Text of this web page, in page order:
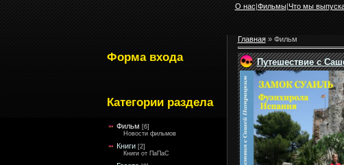
О нас|Фильмы|Что мы
Форма входа
Категории раздела
Фильм [6]
Новости фильмов
Книги [2]
Книги от ПаПаС
Главная» Фильм
Путешествие с